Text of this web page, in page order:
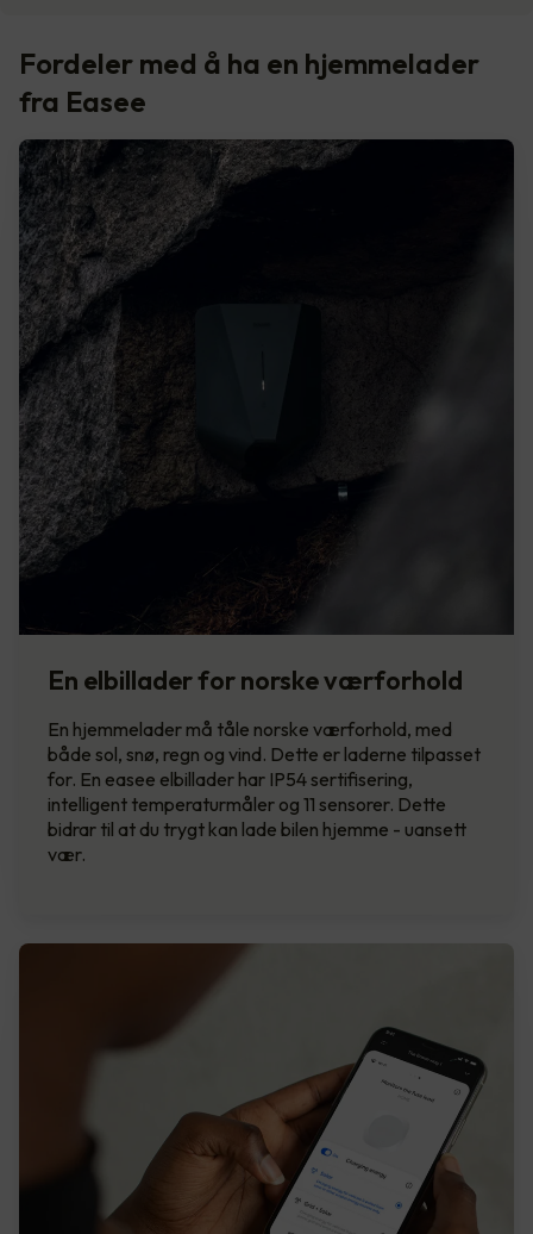
Fordeler med å ha en hjemmelader
fra Easee
En elbillader for norske værforhold
En hjemmelader må tåle norske værforhold, med
både sol, snø, regn og vind. Dette er laderne tilpasset
for. En easee elbillader har IP54 sertifisering,
intelligent temperaturmåler og 11 sensorer. Dette
bidrar til at du trygt kan lade bilen hjemme - uansett
vær.